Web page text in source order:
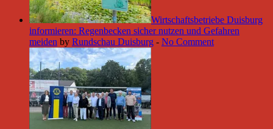
Wirtschaftsbetriebe Duisburg
informieren: Regenbecken sicher nutzen und Gefahren
meiden by Rundschau Duisburg - No Comment